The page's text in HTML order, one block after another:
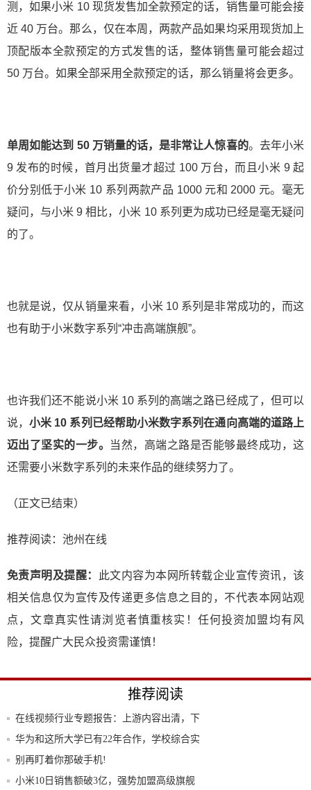
测，如果小米 10 现货发售加全款预定的话，销售量可能会接
近 40 万台。那么，仅在本周，两款产品如果均采用现货加上
顶配版本全款预定的方式发售的话，整体销售量可能会超过
50 万台。如果全部采用全款预定的话，那么销量将会更多。
单周如能达到 50 万销量的话，是非常让人惊喜的。去年小米
9 发布的时候，首月出货量才超过 100 万台，而且小米 9 起
价分别低于小米 10 系列两款产品 1000 元和 2000 元。毫无
疑问，与小米 9 相比，小米 10 系列更为成功已经是毫无疑问
的了。
也就是说，仅从销量来看，小米 10 系列是非常成功的，而这
也有助于小米数字系列“冲击高端旗舰”。
也许我们还不能说小米 10 系列的高端之路已经成了，但可以
说，小米 10 系列已经帮助小米数字系列在通向高端的道路上
迈出了坚实的一步。 当然，高端之路是否能够最终成功，这
还需要小米数字系列的未来作品的继续努力了。
（正文已结束）
推荐阅读： 池州在线
免责声明及提醒：
此文内容为本网所转载企业宣传资讯，该
相关信息仅为宣传及传递更多信息之目的，不代表本网站观
点，文章真实性请浏览者慎重核实！任何投资加盟均有风
险，提醒广大民众投资需谨慎！
推荐阅读
在线视频行业专题报告：上游内容出清，下
游巨头
华为和这所大学已有22年合作，学校综合实
力强
别再盯着你那破手机!
小米10日销售额破3亿，强势加盟高级旗舰